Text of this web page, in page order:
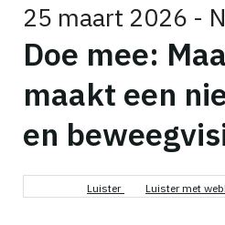
Kruimelpad
25 maart 2026 -
Doe mee:
maakt een
en
Luister Luister met